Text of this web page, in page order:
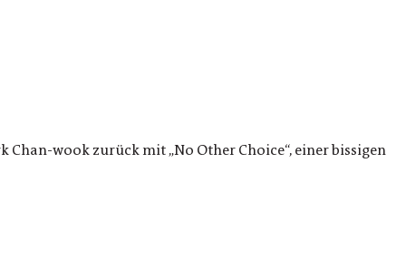
wook zurück mit „No Other Choice“, einer bissigen